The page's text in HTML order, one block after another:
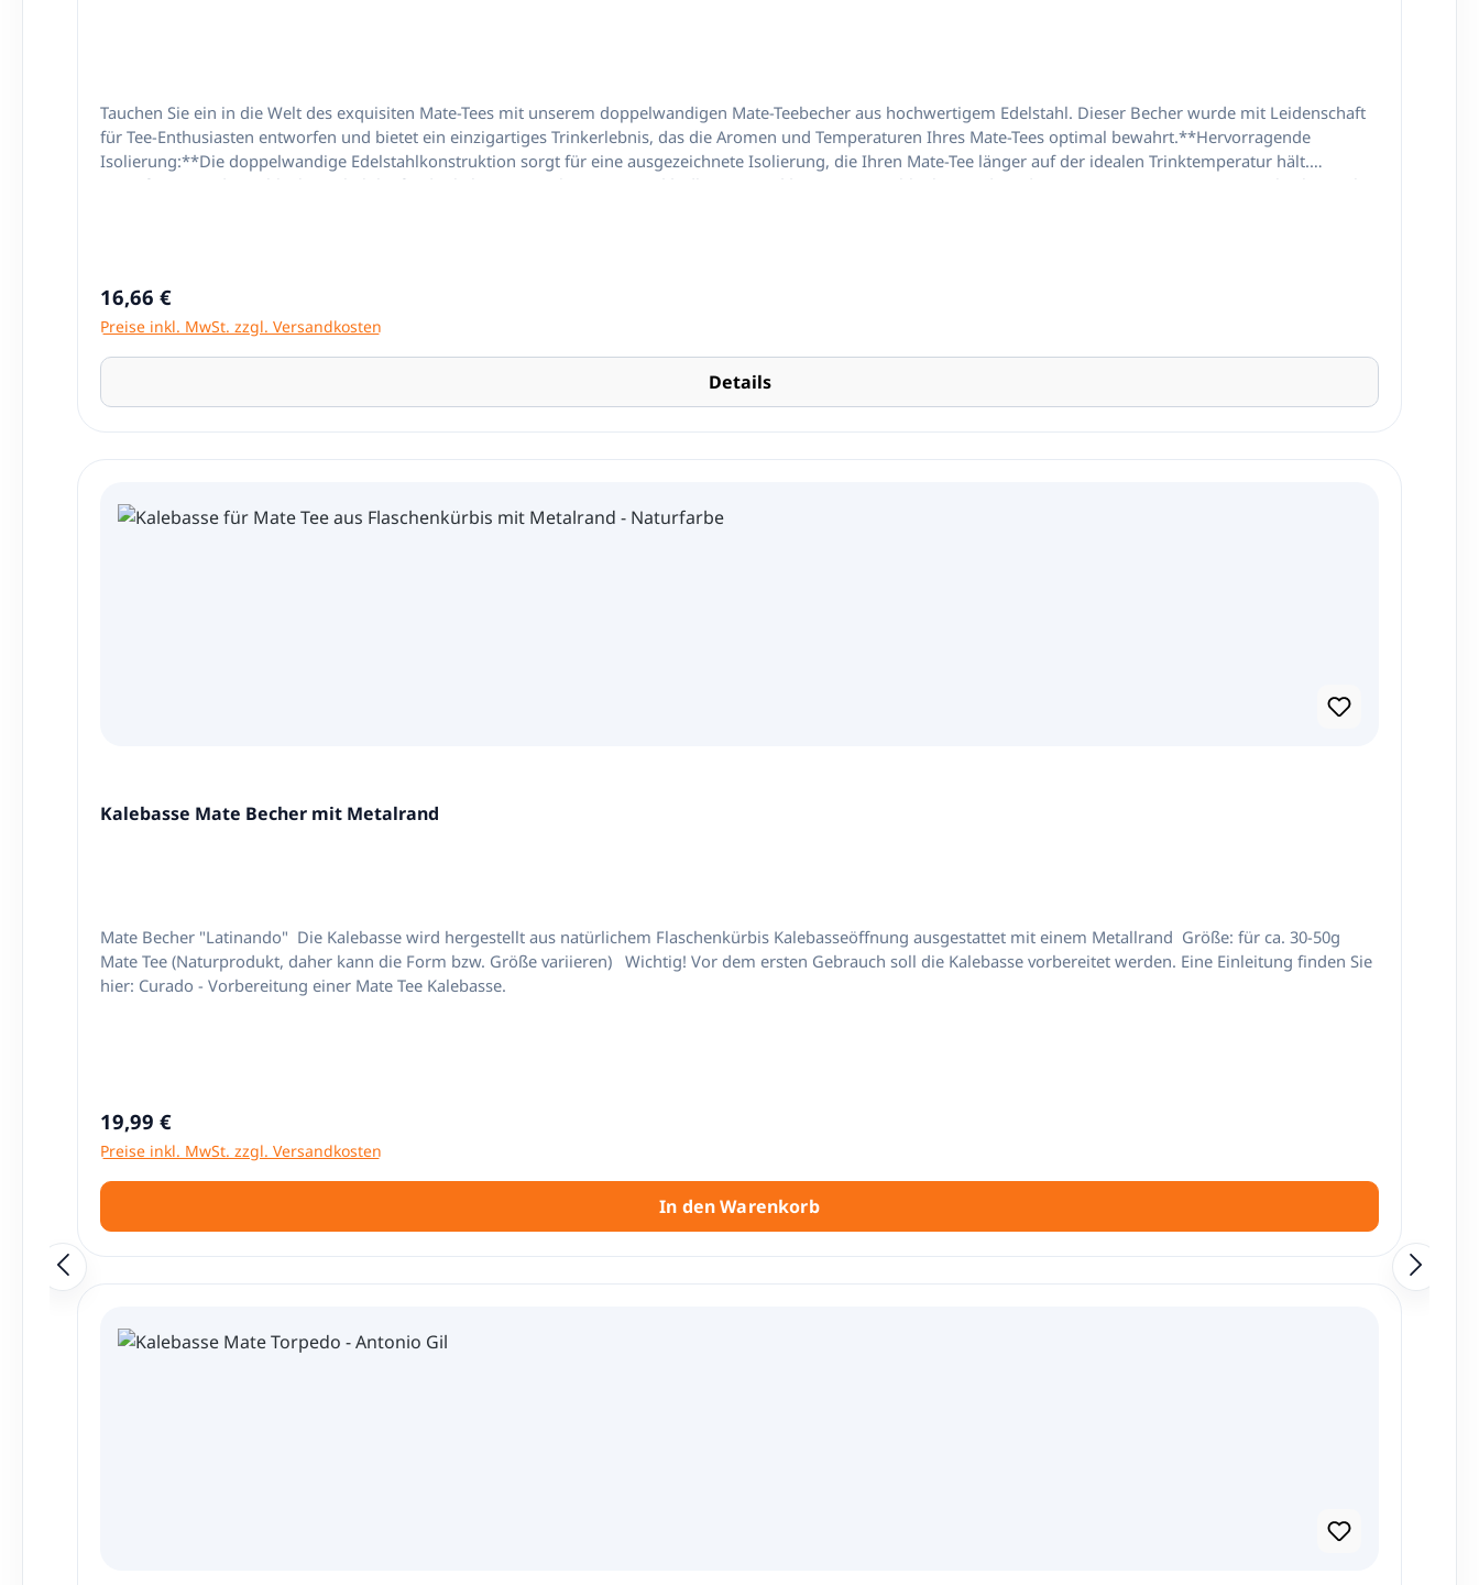
Tauchen Sie ein in die Welt des exquisiten Mate-Tees mit unserem doppelwandigen Mate-Teebecher aus hochwertigem Edelstahl. Dieser Becher wurde mit Leidenschaft
für Tee-Enthusiasten entworfen und bietet ein einzigartiges Trinkerlebnis, das die Aromen und Temperaturen Ihres Mate-Tees optimal bewahrt.**Hervorragende
Isolierung:**Die doppelwandige Edelstahlkonstruktion sorgt für eine ausgezeichnete Isolierung, die Ihren Mate-Tee länger auf der idealen Trinktemperatur hält.
Genießen Sie jeden Schluck, egal ob heiß oder kalt, in seiner besten Form.**Edles Design:**Mit seinem schlanken und modernen Design ist unser Mate-Teebecher nicht
Regulärer Preis:
16,66 €
Preise inkl. MwSt. zzgl. Versandkosten
Details
Kalebasse Mate Becher mit Metalrand
Mate Becher "Latinando" Die Kalebasse wird hergestellt aus natürlichem Flaschenkürbis Kalebasseöffnung ausgestattet mit einem Metallrand Größe: für ca. 30-50g
Mate Tee (Naturprodukt, daher kann die Form bzw. Größe variieren) Wichtig! Vor dem ersten Gebrauch soll die Kalebasse vorbereitet werden. Eine Einleitung finden Sie
hier: Curado - Vorbereitung einer Mate Tee Kalebasse.
Regulärer Preis:
19,99 €
Preise inkl. MwSt. zzgl. Versandkosten
In den Warenkorb